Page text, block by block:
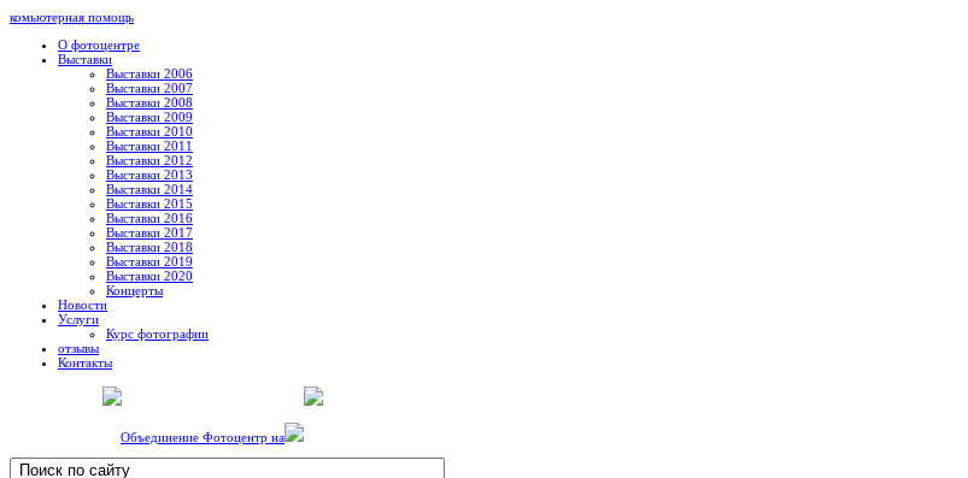
комьютерная помощь
О фотоцентре
Выставки
Выставки 2006
Выставки 2007
Выставки 2008
Выставки 2009
Выставки 2010
Выставки 2011
Выставки 2012
Выставки 2013
Выставки 2014
Выставки 2015
Выставки 2016
Выставки 2017
Выставки 2018
Выставки 2019
Выставки 2020
Концерты
Новости
Услуги
Курс фотографии
отзывы
Контакты
Объединение Фотоцентр на